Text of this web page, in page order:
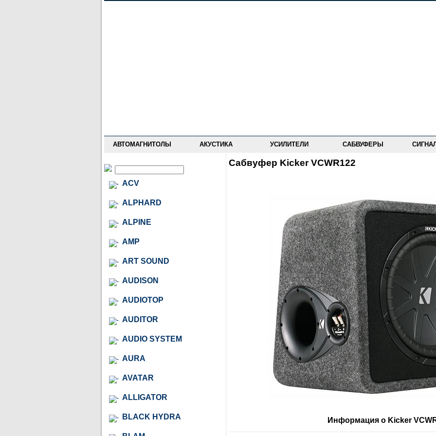
АВТОМАГНИТОЛЫ АКУСТИКА УСИЛИТЕЛИ САБВУФЕРЫ
ACV
ALPHARD
ALPINE
AMP
ART SOUND
AUDISON
AUDIOTOP
AUDITOR
AUDIO SYSTEM
AURA
AVATAR
ALLIGATOR
BLACK HYDRA
Сабвуфер Kicker VCWR122
Информация о Kicker